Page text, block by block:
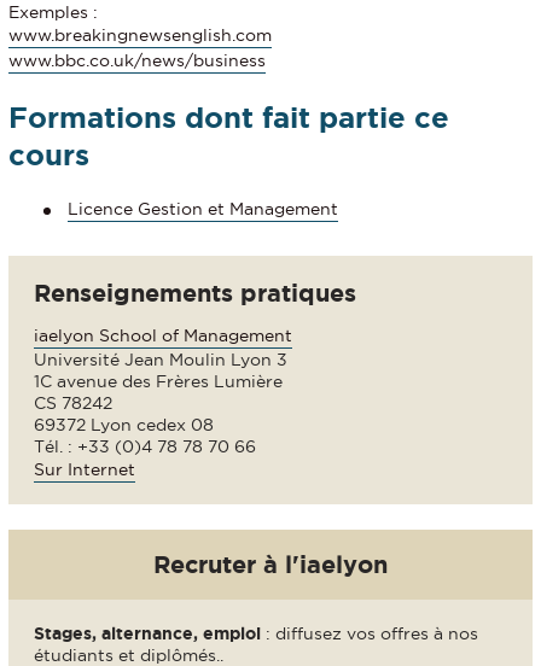
Exemples :
www.breakingnewsenglish.com
www.bbc.co.uk/news/business
Formations dont fait partie ce
cours
Licence Gestion et Management
Renseignements pratiques
iaelyon School of Management
Université Jean Moulin Lyon 3
1C avenue des Frères Lumière
CS 78242
69372 Lyon cedex 08
Tél. : +33 (0)4 78 78 70 66
Sur Internet
Recruter à l'iaelyon
Stages, alternance, emploi : diffusez vos offres à nos
étudiants et diplômés..